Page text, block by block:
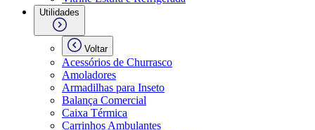
Utilidades
Voltar
Acessórios de Churrasco
Amoladores
Armadilhas para Inseto
Balança Comercial
Caixa Térmica
Carrinhos Ambulantes